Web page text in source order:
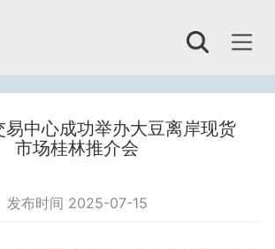
Toggle
易中心成功举办大豆离岸现货
市场桂林推介会
发布时间 2025-07-15